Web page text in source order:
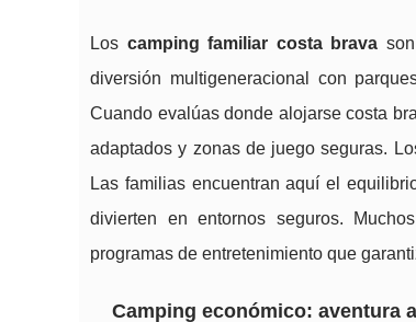
Los camping familiar costa brava
diversión multigeneracional con
Cuando evalúas donde alojarse costa
adaptados y zonas de juego seguras.
Las familias encuentran aquí el
divierten en entornos seguros.
programas de entretenimiento que
Camping económico: aventura